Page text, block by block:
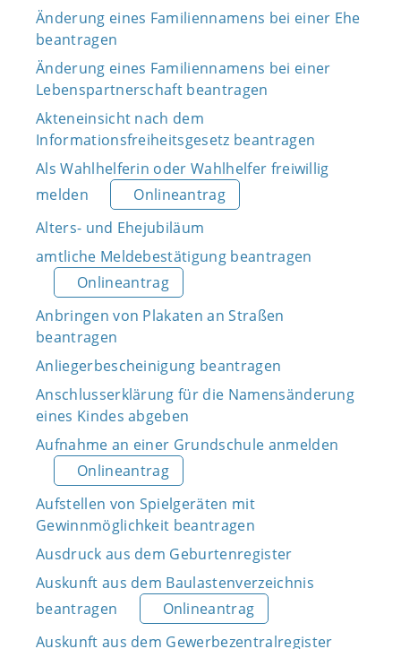
Änderung eines Familiennamens bei einer Ehe
beantragen
Änderung eines Familiennamens bei einer
Lebenspartnerschaft beantragen
Akteneinsicht nach dem
Informationsfreiheitsgesetz beantragen
Als Wahlhelferin oder Wahlhelfer freiwillig
melden
Onlineantrag
Alters- und Ehejubiläum
amtliche Meldebestätigung beantragen
Onlineantrag
Anbringen von Plakaten an Straßen
beantragen
Anliegerbescheinigung beantragen
Anschlusserklärung für die Namensänderung
eines Kindes abgeben
Aufnahme an einer Grundschule anmelden
Onlineantrag
Aufstellen von Spielgeräten mit
Gewinnmöglichkeit beantragen
Ausdruck aus dem Geburtenregister
Auskunft aus dem Baulastenverzeichnis
beantragen
Onlineantrag
Auskunft aus dem Gewerbezentralregister